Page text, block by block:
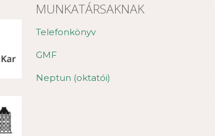
MUNKATÁRSAKNAK
Telefonkönyv
GMF
Neptun (oktatói)